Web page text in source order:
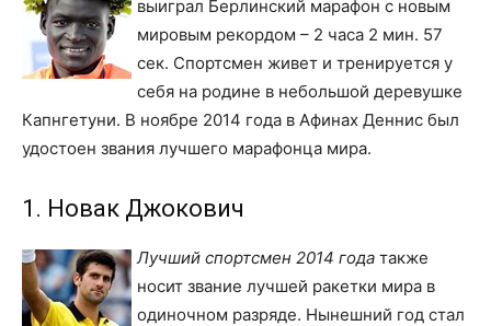
выиграл Берлинский марафон с новым
мировым рекордом – 2 часа 2 мин. 57
сек. Спортсмен живет и тренируется у
себя на родине в небольшой деревушке
Капнгетуни. В ноябре 2014 года в Афинах Деннис был
удостоен звания лучшего марафонца мира.
1. Новак Джокович
Лучший спортсмен 2014 года также
носит звание лучшей ракетки мира в
одиночном разряде. Нынешний год стал